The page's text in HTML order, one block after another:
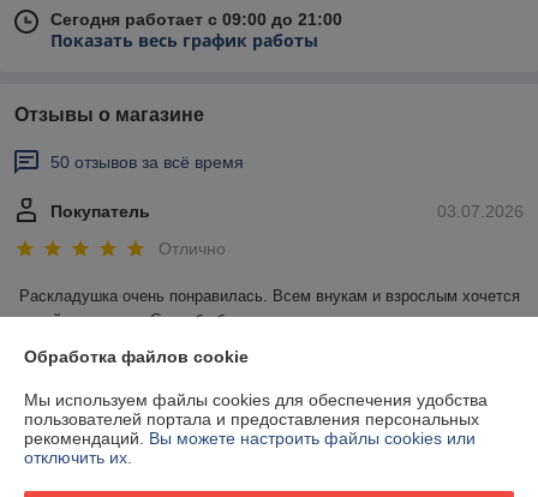
Сегодня работает с 09:00 до 21:00
Показать весь график работы
Отзывы о магазине
50 отзывов за всё время
03.07.2026
Покупатель
Отлично
Раскладушка очень понравилась. Всем внукам и взрослым хочется
на ней отдохнуть. Спасибо большое.
Сделка подтверждена через корзину
12.06.2026
Ольга
Обработка файлов cookie
Мы используем файлы cookies для обеспечения удобства
пользователей портала и предоставления персональных
рекомендаций. Вы можете настроить файлы cookies или
отключить их.